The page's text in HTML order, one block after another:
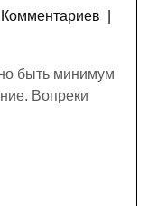
быть минимум
Вопреки